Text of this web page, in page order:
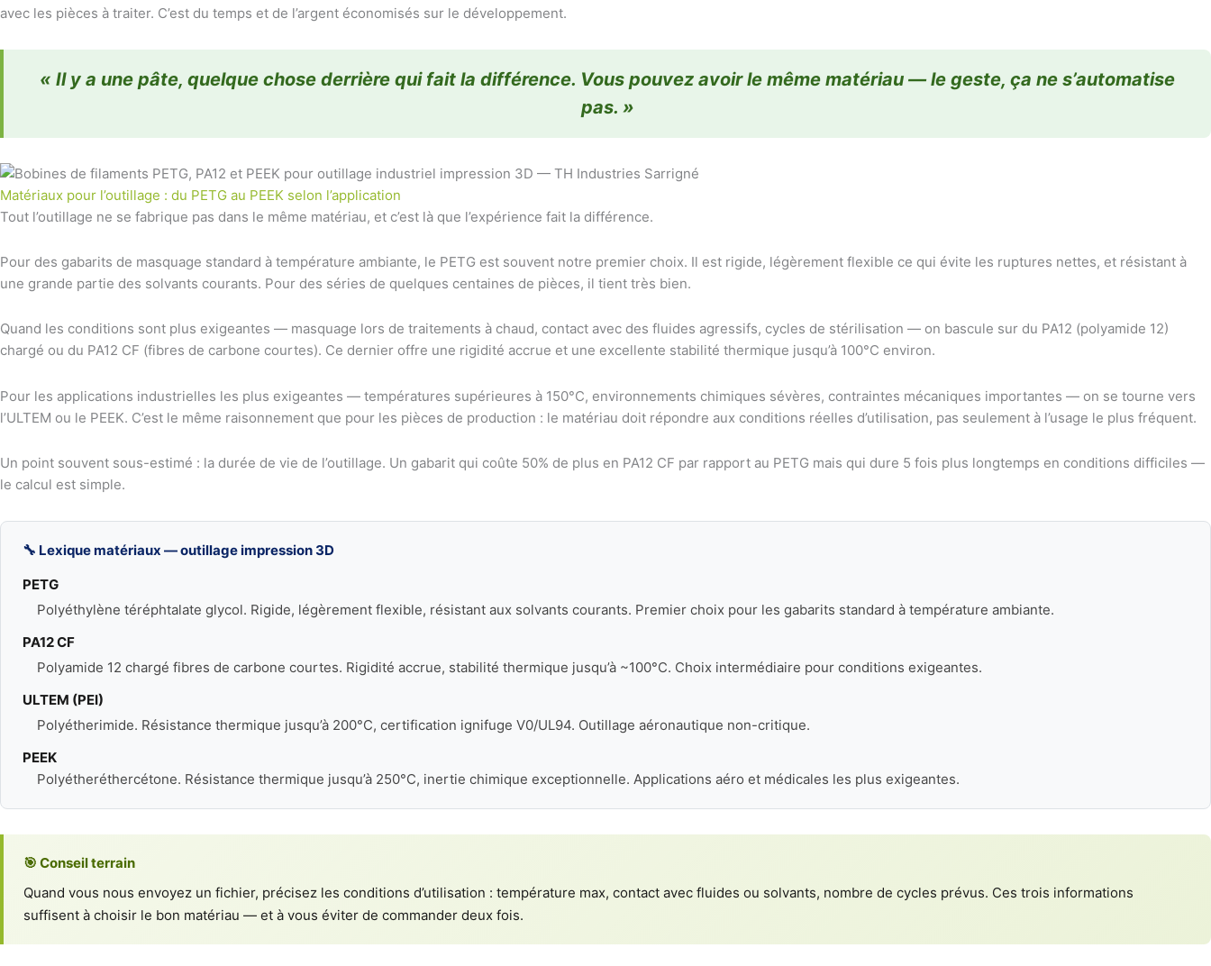
avec les pièces à traiter. C’est du temps et de l’argent économisés sur le développement.
« Il y a une pâte, quelque chose derrière qui fait la différence. Vous pouvez avoir le même matériau — le geste, ça ne s’automatise
pas. »
Matériaux pour l’outillage : du PETG au PEEK selon l’application
Tout l’outillage ne se fabrique pas dans le même matériau, et c’est là que l’expérience fait la différence.
Pour des gabarits de masquage standard à température ambiante, le PETG est souvent notre premier choix. Il est rigide, légèrement flexible ce qui évite les ruptures nettes, et résistant à
une grande partie des solvants courants. Pour des séries de quelques centaines de pièces, il tient très bien.
Quand les conditions sont plus exigeantes — masquage lors de traitements à chaud, contact avec des fluides agressifs, cycles de stérilisation — on bascule sur du PA12 (polyamide 12)
chargé ou du PA12 CF (fibres de carbone courtes). Ce dernier offre une rigidité accrue et une excellente stabilité thermique jusqu’à 100°C environ.
Pour les applications industrielles les plus exigeantes — températures supérieures à 150°C, environnements chimiques sévères, contraintes mécaniques importantes — on se tourne vers
l’ULTEM ou le PEEK. C’est le même raisonnement que pour les pièces de production : le matériau doit répondre aux conditions réelles d’utilisation, pas seulement à l’usage le plus fréquent.
Un point souvent sous-estimé : la durée de vie de l’outillage. Un gabarit qui coûte 50% de plus en PA12 CF par rapport au PETG mais qui dure 5 fois plus longtemps en conditions difficiles —
le calcul est simple.
🔧 Lexique matériaux — outillage impression 3D
PETG
Polyéthylène téréphtalate glycol. Rigide, légèrement flexible, résistant aux solvants courants. Premier choix pour les gabarits standard à température ambiante.
PA12 CF
Polyamide 12 chargé fibres de carbone courtes. Rigidité accrue, stabilité thermique jusqu’à ~100°C. Choix intermédiaire pour conditions exigeantes.
ULTEM (PEI)
Polyétherimide. Résistance thermique jusqu’à 200°C, certification ignifuge V0/UL94. Outillage aéronautique non-critique.
PEEK
Polyétheréthercétone. Résistance thermique jusqu’à 250°C, inertie chimique exceptionnelle. Applications aéro et médicales les plus exigeantes.
🎯 Conseil terrain
Quand vous nous envoyez un fichier, précisez les conditions d’utilisation : température max, contact avec fluides ou solvants, nombre de cycles prévus. Ces trois informations
suffisent à choisir le bon matériau — et à vous éviter de commander deux fois.